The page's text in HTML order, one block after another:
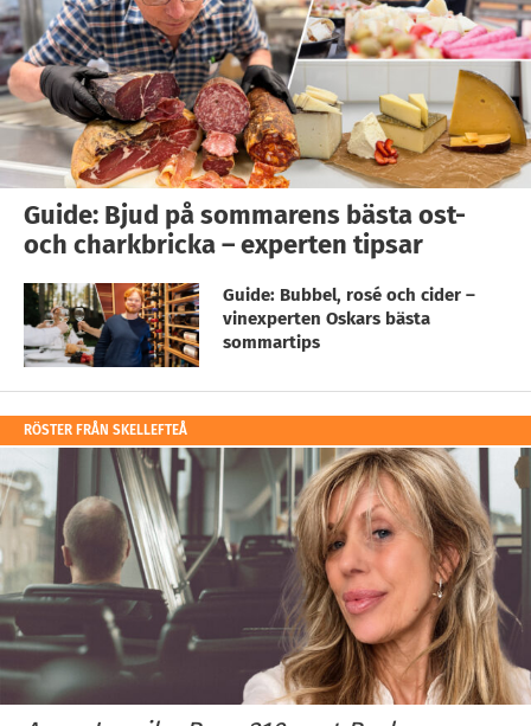
Guide: Bjud på sommarens bästa ost-
och charkbricka – experten tipsar
Guide: Bubbel, rosé och cider –
vinexperten Oskars bästa
sommartips
RÖSTER FRÅN SKELLEFTEÅ